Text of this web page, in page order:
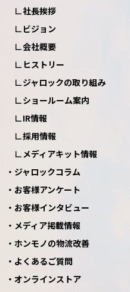
社長挨拶
ビジョン
会社概要
ヒストリー
ジャロックの取り組み
ショールーム案内
IR情報
採用情報
メディアキット情報
ジャロックコラム
お客様アンケート
お客様インタビュー
メディア掲載情報
ホンモノの物流改善
よくあるご質問
オンラインストア